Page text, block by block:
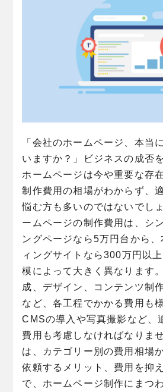
「会社のホームページ、本当
いますか？」ビジネスの成否
ホームページは今や重要な存
制作費用の相場がわからず、
悩む方も多いのではないでし
ームページの制作費用は、シ
ングページなら5万円台から
ィングサイトなら300万円以
模によって大きく異なります
成、デザイン、コンテンツ制
など、各工程でかかる費用も
CMSの導入や写真撮影など、
費用も考慮しなければなりま
は、カテゴリー別の費用相場
依頼するメリット、費用を抑
で、ホームページ制作にまつ